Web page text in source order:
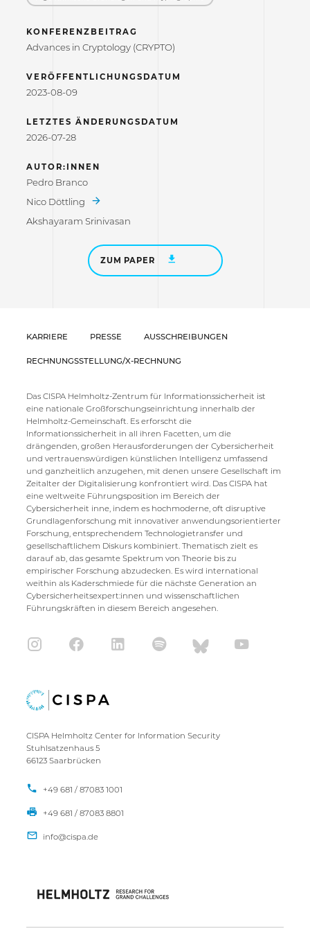
KONFERENZBEITRAG
Advances in Cryptology (CRYPTO)
VERÖFFENTLICHUNGSDATUM
2023-08-09
LETZTES ÄNDERUNGSDATUM
2026-07-28
AUTOR:INNEN
Pedro Branco
Nico Döttling
Akshayaram Srinivasan
ZUM PAPER
KARRIERE PRESSE AUSSCHREIBUNGEN
RECHNUNGSSTELLUNG/X-RECHNUNG
Das CISPA Helmholtz-Zentrum für Informationssicherheit ist
eine nationale Großforschungseinrichtung innerhalb der
Helmholtz-Gemeinschaft. Es erforscht die
Informationssicherheit in all ihren Facetten, um die
drängenden, großen Herausforderungen der Cybersicherheit
und vertrauenswürdigen künstlichen Intelligenz umfassend
und ganzheitlich anzugehen, mit denen unsere Gesellschaft im
Zeitalter der Digitalisierung konfrontiert wird. Das CISPA hat
eine weltweite Führungsposition im Bereich der
Cybersicherheit inne, indem es hochmoderne, oft disruptive
Grundlagenforschung mit innovativer anwendungsorientierter
Forschung, entsprechendem Technologietransfer und
gesellschaftlichem Diskurs kombiniert. Thematisch zielt es
darauf ab, das gesamte Spektrum von Theorie bis zu
empirischer Forschung abzudecken. Es wird international
weithin als Kaderschmiede für die nächste Generation an
Cybersicherheitsexpert:innen und wissenschaftlichen
Führungskräften in diesem Bereich angesehen.
CISPA Helmholtz Center for Information Security
Stuhlsatzenhaus 5
66123 Saarbrücken
+49 681 / 87083 1001
+49 681 / 87083 8801